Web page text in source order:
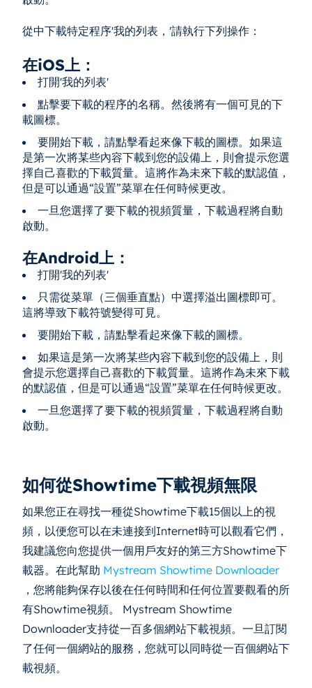
從中下載特定程序'我的列表，'請執行下列操作：
在iOS上：
打開'我的列表'
點擊要下載的程序的名稱。然後將有一個可見的下
載圖標。
要開始下載，請點擊看起來像下載的圖標。如果這
是第一次將某些內容下載到您的設備上，則會提示您選
擇自己喜歡的下載質量。這將作為未來下載的默認值，
但是可以通過“設置”菜單在任何時候更改。
一旦您選擇了要下載的視頻質量，下載過程將自動
啟動。
在Android上：
打開'我的列表'
只需從菜單（三個垂直點）中選擇溢出圖標即可。
這將導致下載符號變得可見。
要開始下載，請點擊看起來像下載的圖標。
如果這是第一次將某些內容下載到您的設備上，則
會提示您選擇自己喜歡的下載質量。這將作為未來下載
的默認值，但是可以通過“設置”菜單在任何時候更改。
一旦您選擇了要下載的視頻質量，下載過程將自動
啟動。
如何從Showtime下載視頻無限
如果您正在尋找一種從Showtime下載15個以上的視
頻，以便您可以在未連接到Internet時可以觀看它們，
我建議您向您提供一個用戶友好的第三方Showtime下
載器。在此幫助 Mystream Showtime Downloader
，您將能夠保存以後在任何時間和任何位置要觀看的所
有Showtime視頻。 Mystream Showtime
Downloader支持從一百多個網站下載視頻。一旦訂閱
了任何一個網站的服務，您就可以同時從一百個網站下
載視頻。